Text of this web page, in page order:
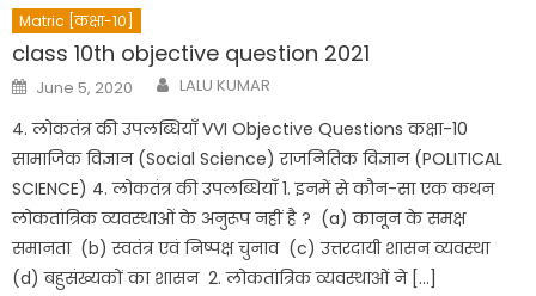
Matric [कक्षा-10]
class 10th objective question 2021
Posted
on
June 5, 2020 Author
LALU KUMAR
4. लोकतंत्र की उपलब्धियाँ VVI Objective Questions कक्षा-10
सामाजिक विज्ञान (Social Science) राजनितिक विज्ञान (POLITICAL
SCIENCE) 4. लोकतंत्र की उपलब्धियाँ 1. इनमें से कौन-सा एक कथन
लोकतांत्रिक व्यवस्थाओं के अनुरूप नहीं है ? (a) कानून के समक्ष
समानता (b) स्वतंत्र एवं निष्पक्ष चुनाव (c) उत्तरदायी शासन व्यवस्था
(d) बहुसंख्यकों का शासन 2. लोकतांत्रिक व्यवस्थाओं ने […]